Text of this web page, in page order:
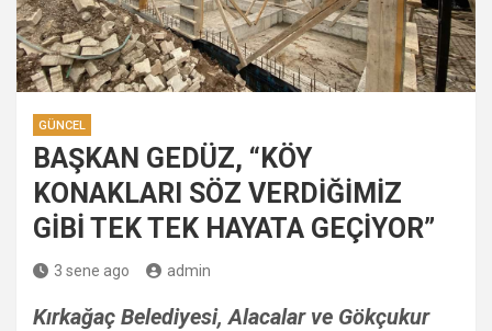
GÜNCEL
BAŞKAN GEDÜZ, “KÖY
KONAKLARI SÖZ VERDİĞİMİZ
GİBİ TEK TEK HAYATA GEÇİYOR”
3 sene ago admin
Kırkağaç Belediyesi, Alacalar ve Gökçukur